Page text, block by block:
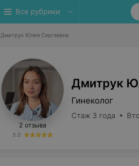
Все рубрики
Дмитрук Юлия Сергеевна
2 отзыва
5.0
Дмитрук
Гинеколог
Стаж 3 года •